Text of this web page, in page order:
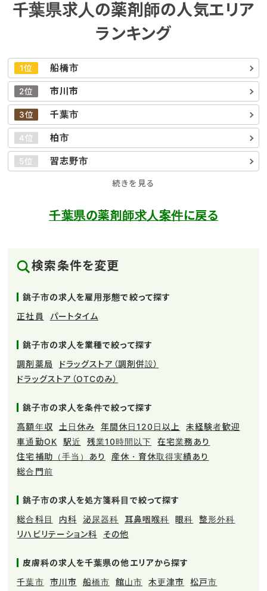
千葉県求人の薬剤師の人気エリア
ランキング
1位 船橋市
2位 市川市
3位 千葉市
4位 柏市
5位 習志野市
続きを見る
千葉県の薬剤師求人案件に戻る
検索条件を変更
銚子市の求人を雇用形態で絞って探す
正社員
パートタイム
銚子市の求人を業種で絞って探す
調剤薬局
ドラッグストア（調剤併設）
ドラッグストア（OTCのみ）
銚子市の求人を条件で絞って探す
高額年収
土日休み 年間休日120日以上
未経験者歓迎
車通勤OK
駅近 残業10時間以下
在宅業務あり
住宅補助（手当）あり
産休・育休取得実績あり
総合門前
銚子市の求人を処方箋科目で絞って探す
総合科目
内科 泌尿器科 耳鼻咽喉科 眼科
整形外科
リハビリテーション科
その他
皮膚科の求人を千葉県の他エリアから探す
千葉市
市川市 船橋市 館山市 木更津市
松戸市